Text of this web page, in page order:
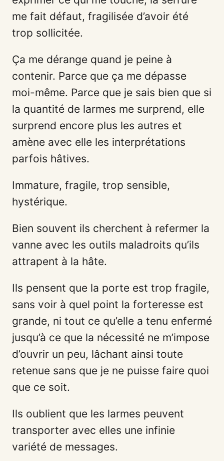
me fait défaut, fragilisée d’avoir été
trop sollicitée.
Ça me dérange quand je peine à
contenir. Parce que ça me dépasse
moi-même. Parce que je sais bien que si
la quantité de larmes me surprend, elle
surprend encore plus les autres et
amène avec elle les interprétations
parfois hâtives.
Immature, fragile, trop sensible,
hystérique.
Bien souvent ils cherchent à refermer la
vanne avec les outils maladroits qu’ils
attrapent à la hâte.
Ils pensent que la porte est trop fragile,
sans voir à quel point la forteresse est
grande, ni tout ce qu’elle a tenu enfermé
jusqu’à ce que la nécessité ne m’impose
d’ouvrir un peu, lâchant ainsi toute
retenue sans que je ne puisse faire quoi
que ce soit.
Ils oublient que les larmes peuvent
transporter avec elles une infinie
variété de messages.